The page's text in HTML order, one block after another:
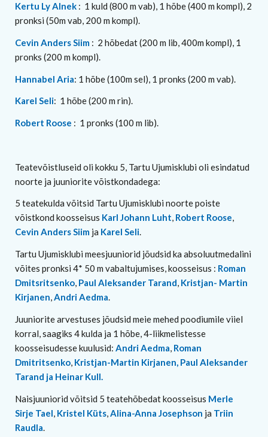
Kertu Ly Alnek : 1 kuld (800 m vab), 1 hõbe (400 m kompl), 2
pronksi (50m vab, 200 m kompl).
Cevin Anders Siim : 2 hõbedat (200 m lib, 400m kompl), 1
pronks (200 m kompl).
Hannabel Aria: 1 hõbe (100m sel), 1 pronks (200 m vab).
Karel Seli: 1 hõbe (200 m rin).
Robert Roose : 1 pronks (100 m lib).
Teatevõistluseid oli kokku 5, Tartu Ujumisklubi oli esindatud
noorte ja juuniorite võistkondadega:
5 teatekulda võitsid Tartu Ujumisklubi noorte poiste
võistkond koosseisus Karl Johann Luht, Robert Roose,
Cevin Anders Siim ja Karel Seli.
Tartu Ujumisklubi meesjuuniorid jõudsid ka absoluutmedalini
võites pronksi 4* 50 m vabaltujumises, koosseisus : Roman
Dmitsritsenko, Paul Aleksander Tarand, Kristjan- Martin
Kirjanen,Andri Aedma.
Juuniorite arvestuses jõudsid meie mehed poodiumile viiel
korral, saagiks 4 kulda ja 1 hõbe, 4-liikmelistesse
koosseisudesse kuulusid: Andri Aedma, Roman
Dmitritsenko, Kristjan-Martin Kirjanen, Paul Aleksander
Tarand ja Heinar Kull.
Naisjuuniorid võitsid 5 teatehõbedat koosseisus Merle
Sirje Tael Kristel Küts Alina-Anna Josephson ja Triin
Raudla